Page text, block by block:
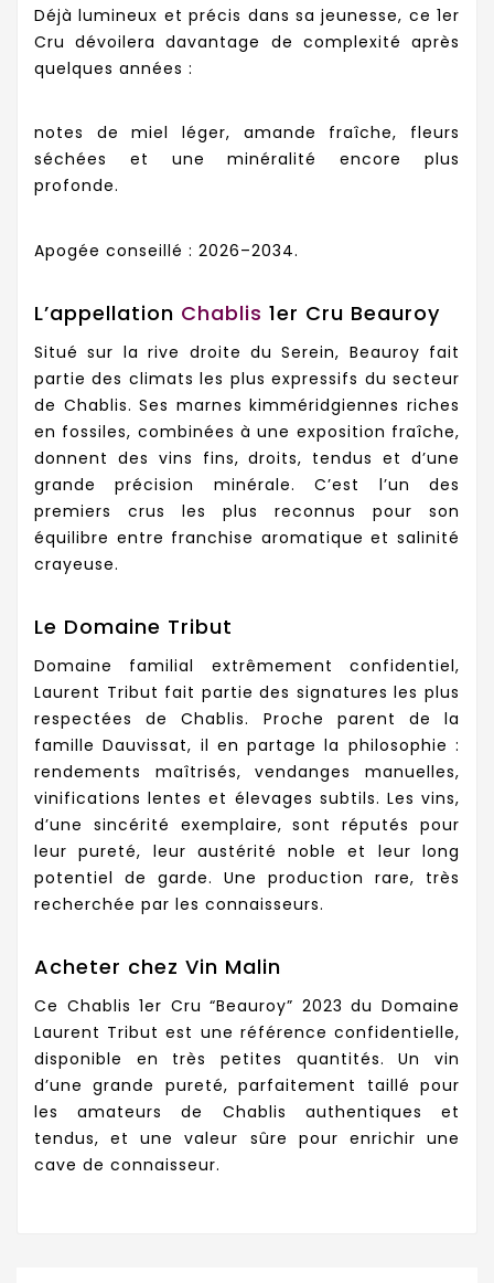
Déjà lumineux et précis dans sa jeunesse, ce 1er
Cru dévoilera davantage de complexité après
quelques années :
notes de miel léger, amande fraîche, fleurs
séchées et une minéralité encore plus
profonde.
Apogée conseillé : 2026–2034.
L’appellation Chablis 1er Cru Beauroy
Situé sur la rive droite du Serein, Beauroy fait
partie des climats les plus expressifs du secteur
de Chablis. Ses marnes kimméridgiennes riches
en fossiles, combinées à une exposition fraîche,
donnent des vins fins, droits, tendus et d’une
grande précision minérale. C’est l’un des
premiers crus les plus reconnus pour son
équilibre entre franchise aromatique et salinité
crayeuse.
Le Domaine Tribut
Domaine familial extrêmement confidentiel,
Laurent Tribut fait partie des signatures les plus
respectées de Chablis. Proche parent de la
famille Dauvissat, il en partage la philosophie :
rendements maîtrisés, vendanges manuelles,
vinifications lentes et élevages subtils. Les vins,
d’une sincérité exemplaire, sont réputés pour
leur pureté, leur austérité noble et leur long
potentiel de garde. Une production rare, très
recherchée par les connaisseurs.
Acheter chez Vin Malin
Ce Chablis 1er Cru “Beauroy” 2023 du Domaine
Laurent Tribut est une référence confidentielle,
disponible en très petites quantités. Un vin
d’une grande pureté, parfaitement taillé pour
les amateurs de Chablis authentiques et
tendus, et une valeur sûre pour enrichir une
cave de connaisseur.